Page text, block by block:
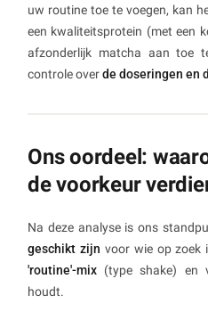
uw routine toe te voegen, kan
een kwaliteitsprotein (met een
afzonderlijk matcha aan toe
controle overde doseringen en
Ons oordeel:
de voorkeur
Na deze analyse is ons
geschikt zijn voor wie op zoek
'routine'-mix (type shake) en
houdt.